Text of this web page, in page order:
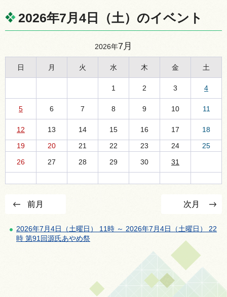
2026年7月4日（土）のイベント
2026年7月
日 月 火 水 木 金 土
1 2 3 4
5 6 7 8 9 10 11
12 13 14 15 16 17
18
19
20 21 22 23 24
25
26
27 28 29 30 31
前月 次月
2026年7月4日（土曜日） 11時 ～ 2026年7月4日（土曜日） 22
時 第91回源氏あやめ祭